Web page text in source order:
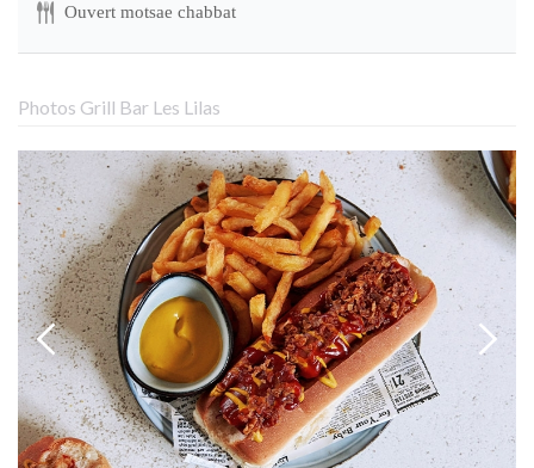
Ouvert motsae chabbat
Photos Grill Bar Les Lilas